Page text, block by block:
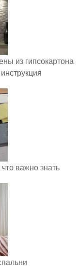
из гипсокартона
важно знать